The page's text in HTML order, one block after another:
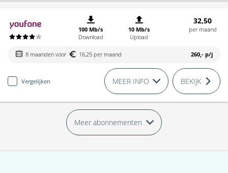
100 Mb/s
Download
10 Mb/s
Upload
32,50
per maand
8 maanden voor 16,25 per maand 260,- p/j
Vergelijken MEER INFO BEKIJK
Meer abonnementen